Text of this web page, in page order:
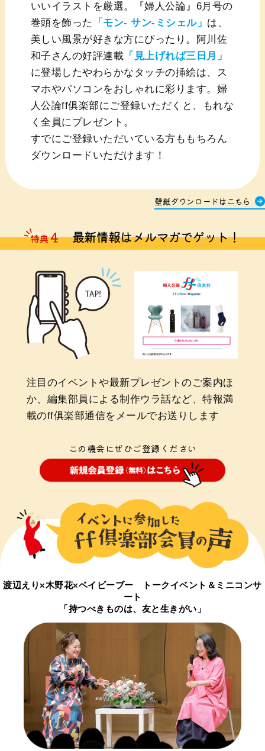
いいイラストを厳選。『婦人公論』6月号の
巻頭を飾った
「モン- サン-ミシェル」 は、
美しい風景が好きな方にぴったり。阿川佐
和子さんの好評連載 「見上げれば三日月」
に登場したやわらかなタッチの挿絵は、ス
マホやパソコンをおしゃれに彩ります。婦
人公論ff俱楽部にご登録いただくと、もれな
く全員にプレゼント。
すでにご登録いただいている方ももちろん
ダウンロードいただけます！
壁紙ダウンロードはこちら
注目のイベントや最新プレゼントのご案内ほ
か、編集部員による制作ウラ話など、特報満
載のff俱楽部通信をメールでお送りします
この機会にぜひご登録ください
渡辺えり×木野花×ベイビーブー トークイベント＆ミニコンサ
ート
「持つべきものは、友と生きがい」